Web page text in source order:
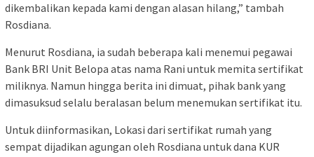
dikembalikan kepada kami dengan alasan hilang,” tambah
Rosdiana.
Menurut Rosdiana, ia sudah beberapa kali menemui pegawai
Bank BRI Unit Belopa atas nama Rani untuk memita sertifikat
miliknya. Namun hingga berita ini dimuat, pihak bank yang
dimasuksud selalu beralasan belum menemukan sertifikat itu.
Untuk diinformasikan, Lokasi dari sertifikat rumah yang
sempat dijadikan agungan oleh Rosdiana untuk dana KUR